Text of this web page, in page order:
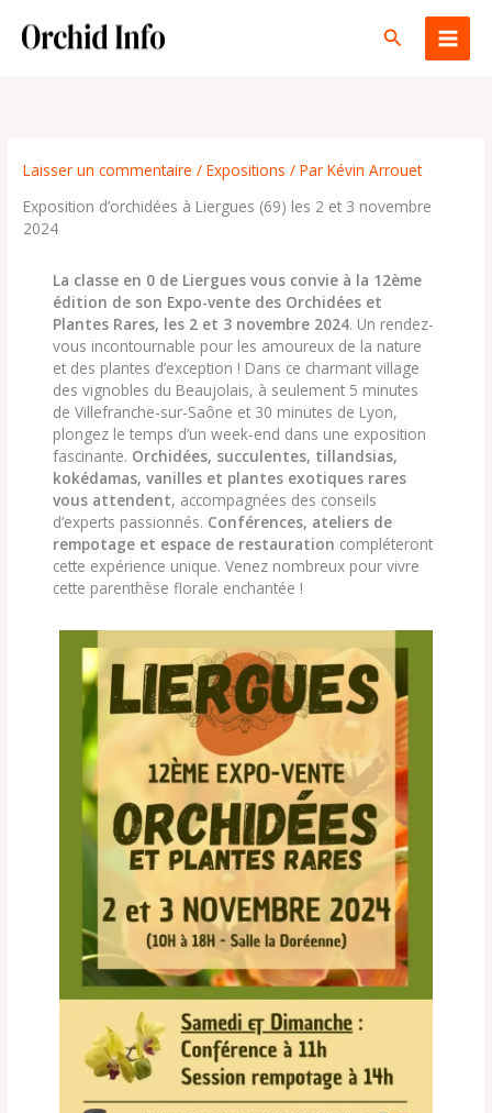
contenu
Rechercher
Laisser un commentaire /Expositions / ParKévin Arrouet
Exposition d’orchidées à Liergues (69) les 2 et 3 novembre
2024
La classe en 0 de Liergues vous convie à la 12ème
édition de son Expo-vente des Orchidées et
Plantes Rares, les 2 et 3 novembre 2024. Un rendez-
vous incontournable pour les amoureux de la nature
et des plantes d’exception ! Dans ce charmant village
des vignobles du Beaujolais, à seulement 5 minutes
de Villefranche-sur-Saône et 30 minutes de Lyon,
plongez le temps d’un week-end dans une exposition
fascinante. Orchidées, succulentes, tillandsias,
kokédamas, vanilles et plantes exotiques rares
vous attendent, accompagnées des conseils
d’experts passionnés. Conférences, ateliers de
rempotage et espace de restauration compléteront
cette expérience unique. Venez nombreux pour vivre
cette parenthèse florale enchantée !